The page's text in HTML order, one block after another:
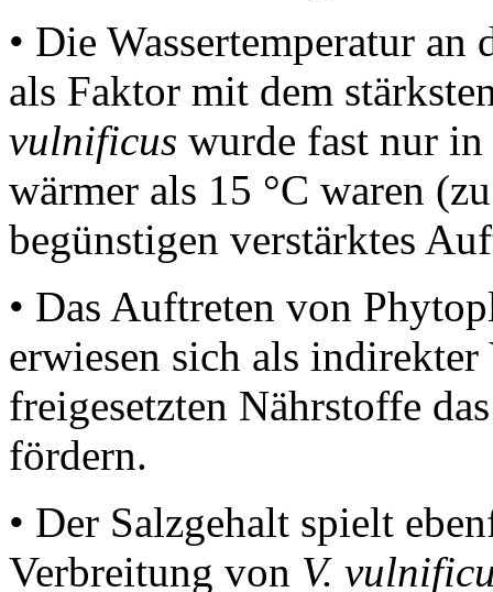
• Die Wassertemperatur
als Faktor mit dem
vulnificus wurde fast nur in
wärmer als 15 °C waren
begünstigen verstärktes
• Das Auftreten von
erwiesen sich als
freigesetzten Nährstoffe
fördern.
• Der Salzgehalt spielt
Verbreitung von V.